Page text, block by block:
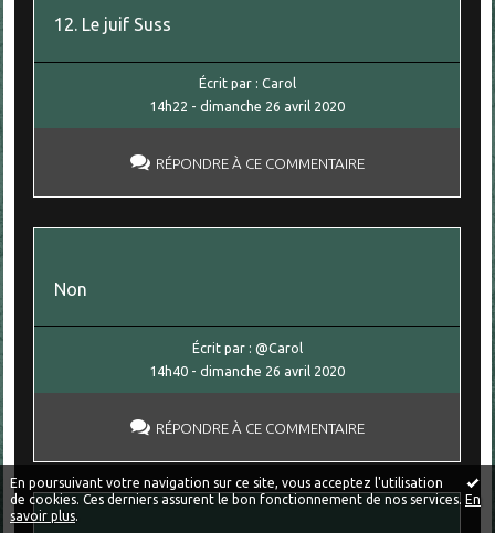
En poursuivant votre navigation sur ce site, vous acceptez l'utilisation
de cookies. Ces derniers assurent le bon fonctionnement de nos services. En
savoir plus.
12. Le juif Suss
Écrit par : Carol
14h22 -dimanche 26 avril 2020
RÉPONDRE À CE COMMENTAIRE
Non
Écrit par : @Carol
14h40 -dimanche 26 avril 2020
RÉPONDRE À CE COMMENTAIRE